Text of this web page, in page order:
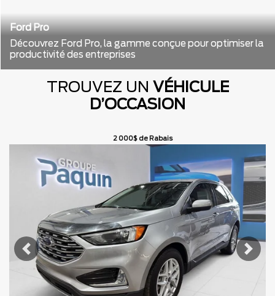
Ford Pro
Découvrez Ford Pro, la gamme conçue pour optimiser la
productivité des entreprises
TROUVEZ UN VÉHICULE
D’OCCASION
2 000$ de Rabais
Afficher 12 images en plus
VOIR PLUS
Précédent